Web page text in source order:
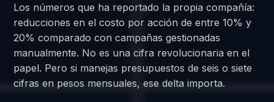
Los números que ha reportado la propia compañía:
reducciones en el costo por acción de entre 10% y
20% comparado con campañas gestionadas
manualmente. No es una cifra revolucionaria en el
papel. Pero si manejas presupuestos de seis o siete
cifras en pesos mensuales, ese delta importa.